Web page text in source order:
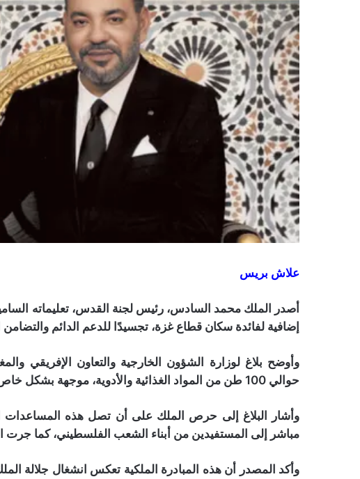
علاش بريس
إضافية لفائدة سكان قطاع غزة، تجسيدًا للدعم الدائم
وأوضح بلاغ لوزارة الشؤون الخارجية والتعاون الإفريقي
حوالي 100 طن من المواد الغذائية والأدوية، موجهة بشكل خاص للفئات الهشة، لا سيما الأطفال والرضع.
وأشار البلاغ إلى حرص الملك على أن تصل هذه المساعدات
مباشر إلى المستفيدين من أبناء الشعب الفلسطيني، كما جرت
وأكد المصدر أن هذه المبادرة الملكية تعكس انشغال جلالة